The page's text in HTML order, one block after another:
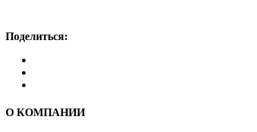
Поделиться:
О КОМПАНИИ